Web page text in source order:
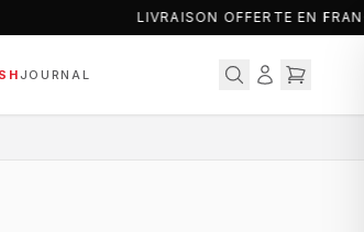
LIVRAISON OFFERTE EN
JOURNAL